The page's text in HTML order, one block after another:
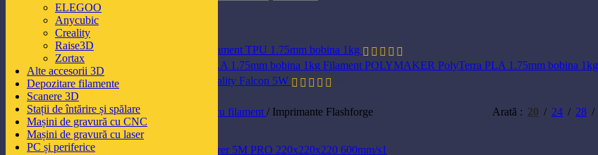
ELEGOO
Anycubic
Creality
Raise3D
Zortax
Alte accesorii 3D
Depozitare filamente
Scanere 3D
Stații de întărire și spălare
Mașini de gravură cu CNC
Mașini de gravură cu laser
PC și periferice
Cele mai apreciate produse
Filament TPU 1.75mm bobina 1kg
Filament POLYMAKER PolyTerra PLA 1.75mm bobina 1kg
Gravator laser Creality Falcon 5W
Prima pagină/ Imprimare 3D/ Imprimante 3D cu filament / Imprimante Flashforge Arată 20 24 28